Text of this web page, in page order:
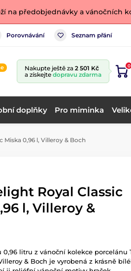
na předobjednávky a vánočních
Porovnávání Seznam přání
Nakupte ještě za 2 501 Kč
a získejte dopravu zdarma
0
doplňky Pro miminka
Miska 0,96 l, Villeroy & Boch
Royal Classic
l, Villeroy &
0,96 litru z vánoční kolekce porcelánu
& Boch je vyrobená z krásně